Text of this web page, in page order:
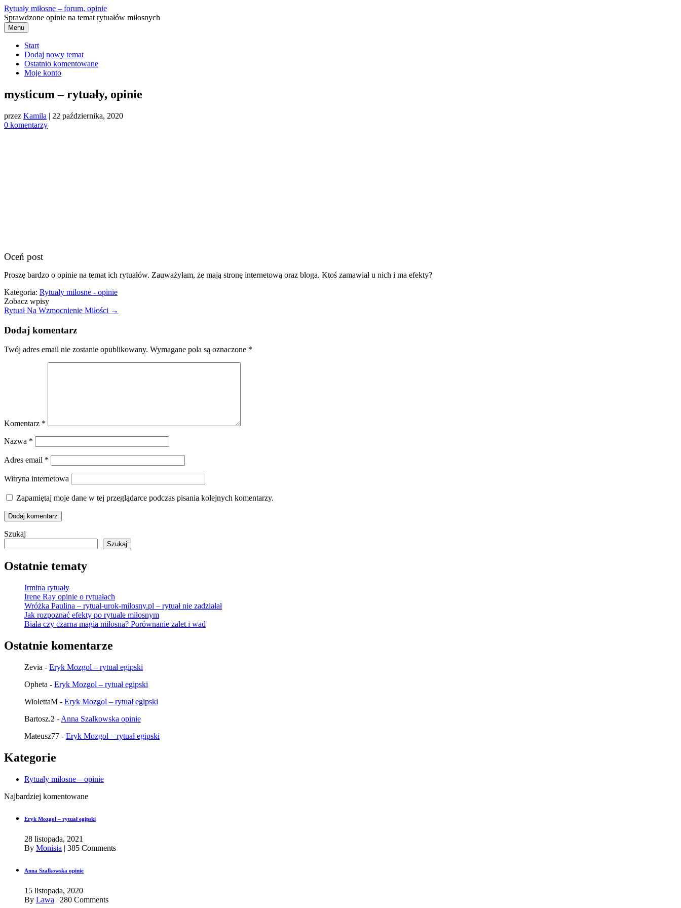
Przejdź
do
treści
Rytuały miłosne – forum, opinie
Sprawdzone opinie na temat rytuałów miłosnych
Menu
Start
Dodaj nowy temat
Ostatnio komentowane
Moje konto
mysticum – rytuały, opinie
przez Kamila | 22 października, 2020
0 komentarzy
Oceń post
Proszę bardzo o opinie na temat ich rytuałów. Zauważyłam, że mają stronę internetową oraz bloga. Ktoś zamawiał u nich i ma efekty?
Kategoria: Rytuały miłosne - opinie
Zobacz wpisy
Rytuał Na Wzmocnienie Miłości →
Dodaj komentarz
Twój adres email nie zostanie opublikowany. Wymagane pola są oznaczone *
Komentarz *
Nazwa *
Adres email *
Witryna internetowa
Zapamiętaj moje dane w tej przeglądarce podczas pisania kolejnych komentarzy.
Szukaj
Szukaj
Ostatnie tematy
Irmina rytuały
Irene Ray opinie o rytuałach
Wróżka Paulina – rytual-urok-milosny.pl – rytuał nie zadziałał
Jak rozpoznać efekty po rytuale miłosnym
Biała czy czarna magia miłosna? Porównanie zalet i wad
Ostatnie komentarze
Zevia - Eryk Mozgol – rytuał egipski
Opheta - Eryk Mozgol – rytuał egipski
WiolettaM - Eryk Mozgol – rytuał egipski
Bartosz.2 - Anna Szalkowska opinie
Mateusz77 - Eryk Mozgol – rytuał egipski
Kategorie
Rytuały miłosne – opinie
Najbardziej komentowane
Eryk Mozgol – rytuał egipski
28 listopada, 2021
By Monisia | 385 Comments
Anna Szalkowska opinie
15 listopada, 2020
By Lawa | 280 Comments